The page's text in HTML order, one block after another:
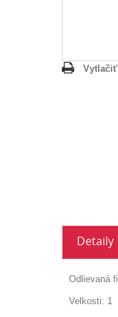
Vytlačiť
Detaily
Odlievaná
Velkosti: 1